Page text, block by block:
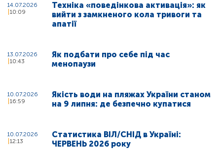
14.07.2026
10:09
Техніка «поведінкова активація»: як
вийти з замкненого кола тривоги та
апатії
13.07.2026
10:43
Як подбати про себе під час
менопаузи
10.07.2026
16:59
Якість води на пляжах України станом
на 9 липня: де безпечно купатися
10.07.2026
12:13
Статистика ВІЛ/СНІД в Україні:
ЧЕРВЕНЬ 2026 року